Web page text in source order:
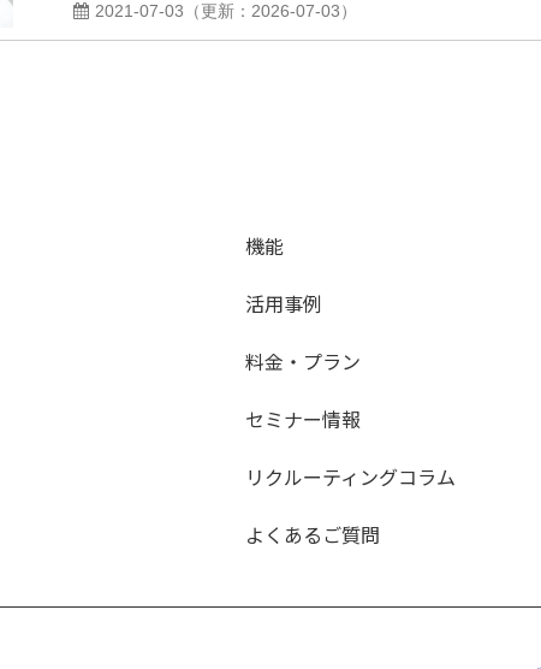
2021-07-03 （更新： 2026-07-03）
機能
活用事例
料金・プラン
セミナー情報
リクルーティングコラム
よくあるご質問